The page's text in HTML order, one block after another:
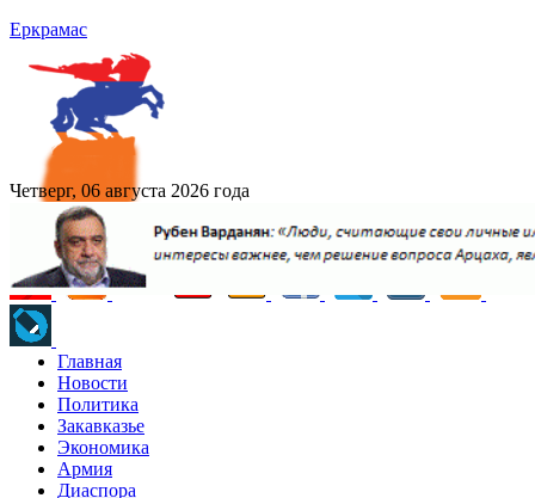
Еркрамас
Четверг, 06 августа 2026 года
Главная
Новости
Политика
Закавказье
Экономика
Армия
Диаспора